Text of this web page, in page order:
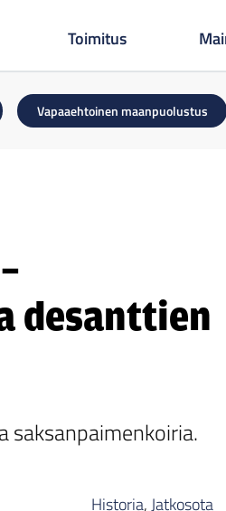
Toimitus
Vapaaehtoinen maanpuolustus
desanttien
saksanpaimenkoiria.
Historia,Jatkosota